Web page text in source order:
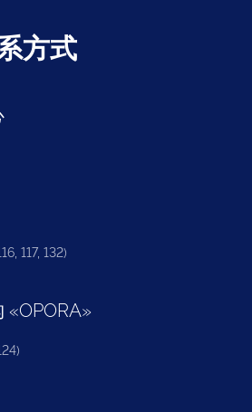
方式
117, 132)
«OPORA»